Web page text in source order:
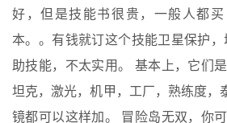
好，但是技能书很贵，一般人都
本。。有钱就订这个技能卫星保护
助技能，不太实用。 基本上，它们
坦克，激光，机甲，工厂，熟练度，
镜都可以这样加。 冒险岛无双，你